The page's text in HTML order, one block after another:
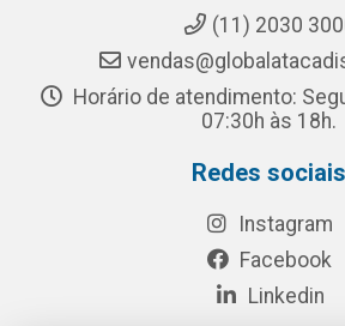
(11) 2030
Horário de atendimento:
07:30h às 18h.
Redes sociais
Instagram
Facebook
Linkedin